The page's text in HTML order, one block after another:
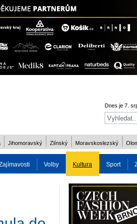
Dnes je 7.
Jihomoravský Zlínský Moravskoslezský
Volby Kultura Sport
Charita Osobnost